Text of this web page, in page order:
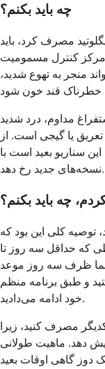
چه باید بکنم؟
مصرف کرد، باید
مرکز کنترل مسمومیت
منجر به تهوع شدید،
مداوم، درد شدید
یا گیجی است. از
سناریو بعید است با
نسخه‌های جدید رخ دهد.
چه باید بکنم؟
توصیه کلی این بود که
که حداقل سه روز تا
ظرف سه روز موعد
و طبق برنامه منظم
خود ادامه می‌دادید.
مصرف کنید، زیرا
دهد. ماهیت طولانی
دوز گاهی اوقات بعید